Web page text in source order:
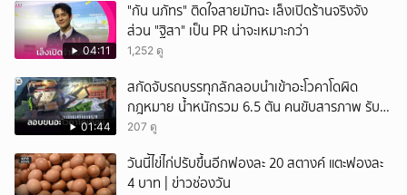
04:11
"กัน นภัทร" ติดใจสายมัทฉะ เล็งเปิดร้านจริงจัง
ส่วน "ฐิสา" เป็น PR น่าจะเหมาะกว่า
1,252 ดู
01:44
สกัดจับรถบรรทุกลักลอบนำเข้าอะโวคาโดผิด
กฎหมาย น้ำหนักรวม 6.5 ตัน คนขับสารภาพ รับ
ค่าจ้างเที่ยวละ 5,000 บาท
207 ดู
วันนี้ไข่ไก่ปรับขึ้นอีกฟองละ 20 สตางค์ แตะฟองละ
4 บาท | ข่าวช่องวัน